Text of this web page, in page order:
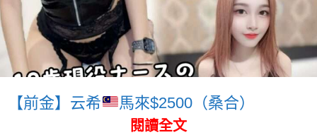
【前金】云希 馬來$2500（桑合）
閱讀全文